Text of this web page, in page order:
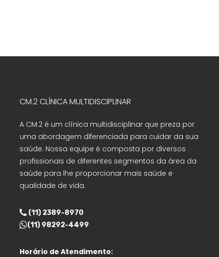
CM.2 CLÍNICA MULTIDISCIPLINAR
A CM.2 é um clínica multidisciplinar que preza por
uma abordagem diferenciada para cuidar da sua
saúde. Nossa equipe é composta por diversos
profissionais de diferentes segmentos da área da
saúde para lhe proporcionar mais saúde e
qualidade de vida.
(11) 2389-8970
(11) 98292-4499
Horário de Atendimento: